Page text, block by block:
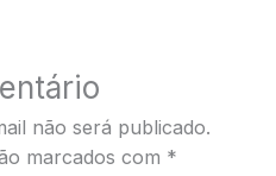
não será publicado.
marcados com *